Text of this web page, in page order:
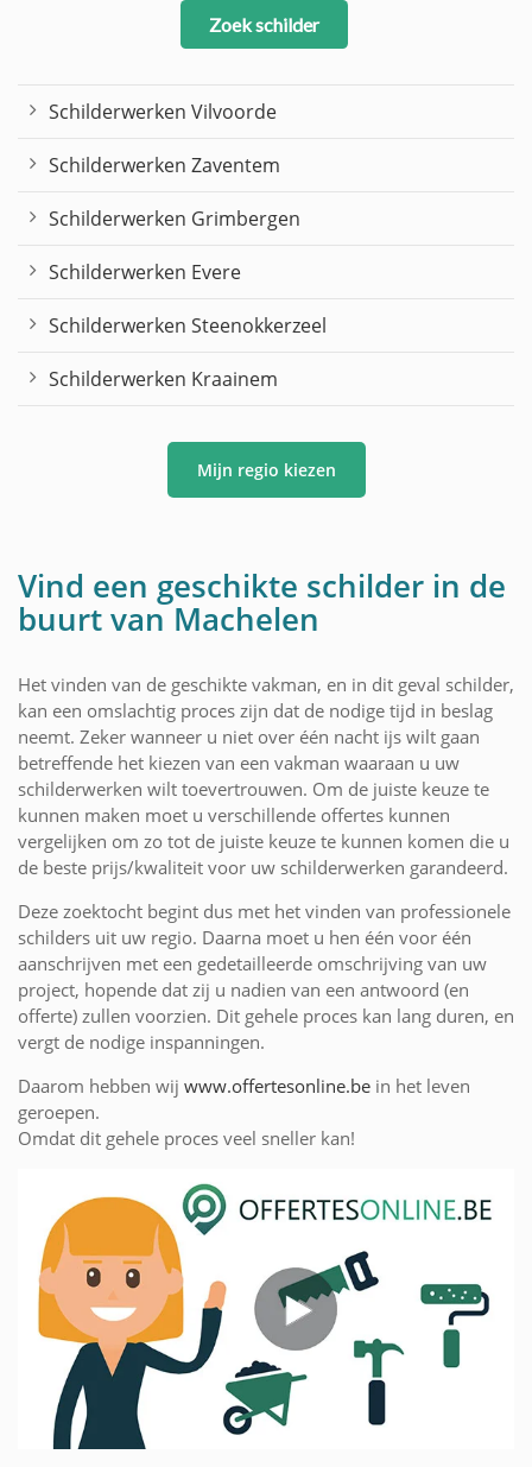
Zoek schilder
Schilderwerken Vilvoorde
Schilderwerken Zaventem
Schilderwerken Grimbergen
Schilderwerken Evere
Schilderwerken Steenokkerzeel
Schilderwerken Kraainem
Mijn regio kiezen
Vind een geschikte schilder in de
buurt van Machelen
Het vinden van de geschikte vakman, en in dit geval schilder,
kan een omslachtig proces zijn dat de nodige tijd in beslag
neemt. Zeker wanneer u niet over één nacht ijs wilt gaan
betreffende het kiezen van een vakman waaraan u uw
schilderwerken wilt toevertrouwen. Om de juiste keuze te
kunnen maken moet u verschillende offertes kunnen
vergelijken om zo tot de juiste keuze te kunnen komen die u
de beste prijs/kwaliteit voor uw schilderwerken garandeerd.
Deze zoektocht begint dus met het vinden van professionele
schilders uit uw regio. Daarna moet u hen één voor één
aanschrijven met een gedetailleerde omschrijving van uw
project, hopende dat zij u nadien van een antwoord (en
offerte) zullen voorzien. Dit gehele proces kan lang duren, en
vergt de nodige inspanningen.
Daarom hebben wij www.offertesonline.be in het leven
geroepen.
Omdat dit gehele proces veel sneller kan!